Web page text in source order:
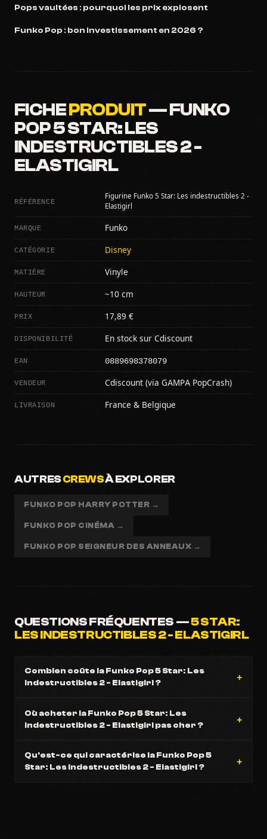
Pops vaultées : pourquoi les prix explosent
Funko Pop : bon investissement en 2026 ?
FICHEPRODUIT— FUNKO
POP 5 STAR: LES
INDESTRUCTIBLES 2 -
ELASTIGIRL
RÉFÉRENCE
Figurine Funko 5 Star: Les indestructibles 2 -
Elastigirl
MARQUE Funko
CATÉGORIE Disney
MATIÈRE Vinyle
HAUTEUR ~10 cm
PRIX 17,89 €
DISPONIBILITÉ En stock sur Cdiscount
EAN 0889698378079
VENDEUR Cdiscount (via GAMPA PopCrash)
LIVRAISON France & Belgique
AUTRESCREWSÀ EXPLORER
FUNKO POP HARRY POTTER →
FUNKO POP CINÉMA →
FUNKO POP SEIGNEUR DES ANNEAUX →
QUESTIONS FRÉQUENTES —5 STAR:
LES INDESTRUCTIBLES 2 - ELASTIGIRL
Combien coûte la Funko Pop 5 Star: Les
indestructibles 2 - Elastigirl ?
Où acheter la Funko Pop 5 Star: Les
indestructibles 2 - Elastigirl pas cher ?
Qu'est-ce qui caractérise la Funko Pop 5
Star: Les indestructibles 2 - Elastigirl ?